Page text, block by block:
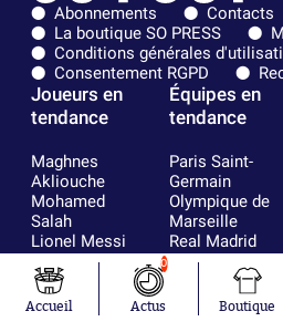
Abonnements
Contacts
La boutique SO PRESS
Conditions générales
Consentement RGPD
Joueurs en
tendance
Maghnes
Akliouche
Mohamed
Salah
Lionel Messi
Ferrán Torres
Kilian Corredor
Franco
Mastantuono
Équipes en
tendance
Paris Saint-
Germain
Olympique de
Marseille
Real Madrid
FIFA
Olympique
lyonnais
AS Monaco
Accueil
0
Actus Boutique